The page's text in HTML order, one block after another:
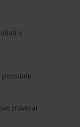
e
troverai